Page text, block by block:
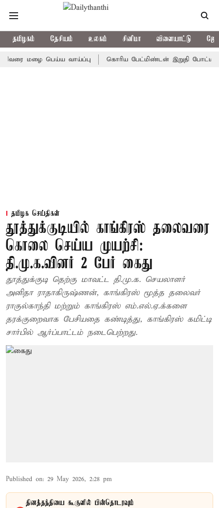
தமிழகம் தேசியம் உலகம் சினிமா விளையாட்டு
மழை பெய்ய வாய்ப்பு கொரிய பேட்மிண்டன் இறுதி போட்டி;
தமிழக செய்திகள்
தூத்துக்குடியில் காங்கிரஸ் தலைவரை
கொலை செய்ய முயற்சி:
தி.மு.க.வினர் 2 பேர் கைது
தூத்துக்குடி தெற்கு மாவட்ட தி.மு.க. செயலாளர்
அனிதா ராதாகிருஷ்ணன், காங்கிரஸ் மூத்த தலைவர்
ராகுல்காந்தி மற்றும் காங்கிரஸ் எம்.எல்.ஏ.க்களை
தரக்குறைவாக பேசியதை கண்டித்து, காங்கிரஸ் கமிட்டி
சார்பில் ஆர்ப்பாட்டம் நடைபெற்றது.
Published on: 29 May 2026, 2:28 pm
தினத்தந்தியை கூகுளில் பின்தொடரவும்